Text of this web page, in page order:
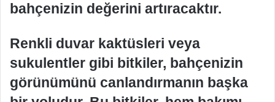
bahçenizin değerini artıracaktır.
Renkli duvar kaktüsleri veya
sukulentler gibi bitkiler, bahçenizin
görünümünü canlandırmanın başka